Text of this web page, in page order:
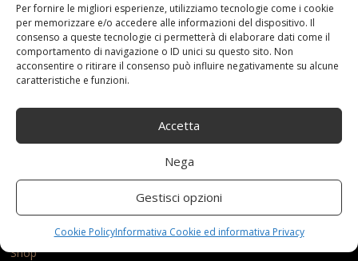
Per fornire le migliori esperienze, utilizziamo tecnologie come i cookie
per memorizzare e/o accedere alle informazioni del dispositivo. Il
consenso a queste tecnologie ci permetterà di elaborare dati come il
comportamento di navigazione o ID unici su questo sito. Non
acconsentire o ritirare il consenso può influire negativamente su alcune
caratteristiche e funzioni.
Accetta
Nega
Gestisci opzioni
Cookie PolicyInformativa Cookie ed informativa Privacy
(alla data del Sep 24, 2021 17:49:18 UTC –Dettagli)
24 Settembre 2021 redazione
Tag:
,Anziani ,Bassa
Interni,PNEUMATICI,Resistenti,Resistenza,ruote,
SCOOTER,Sostitutive,Spessi,XYSQWZ Categories:
Shop